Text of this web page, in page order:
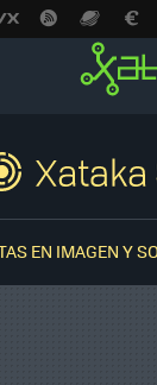
EN IMAGEN Y